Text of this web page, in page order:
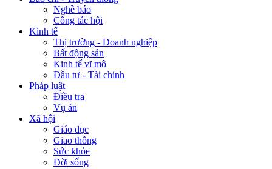
Nghề báo
Công tác hội
Kinh tế
Thị trường - Doanh nghiệp
Bất động sản
Kinh tế vĩ mô
Đầu tư - Tài chính
Pháp luật
Điều tra
Vụ án
Xã hội
Giáo dục
Giao thông
Sức khỏe
Đời sống